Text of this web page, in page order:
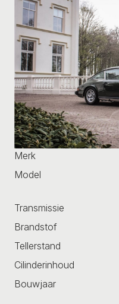
Merk
Model
Transmissie
Brandstof
Tellerstand
Cilinderinhoud
Bouwjaar